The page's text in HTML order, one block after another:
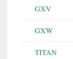
GXV
GXW
TITAN